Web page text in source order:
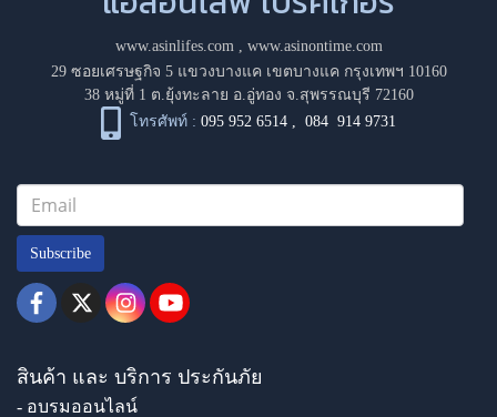
www.asinlifes.com, www.asinontime.com
29 ซอยเศรษฐกิจ 5 แขวงบางแค เขตบางแค กรุงเทพฯ 10160
38 หมู่ที่ 1 ต.ยุ้งทะลาย อ.อู่ทอง จ.สุพรรณบุรี 72160
โทรศัพท์ : 095 952 6514 ,084 914 9731
Subscribe
สินค้า และ บริการ ประกันภัย
- อบรมออนไลน์